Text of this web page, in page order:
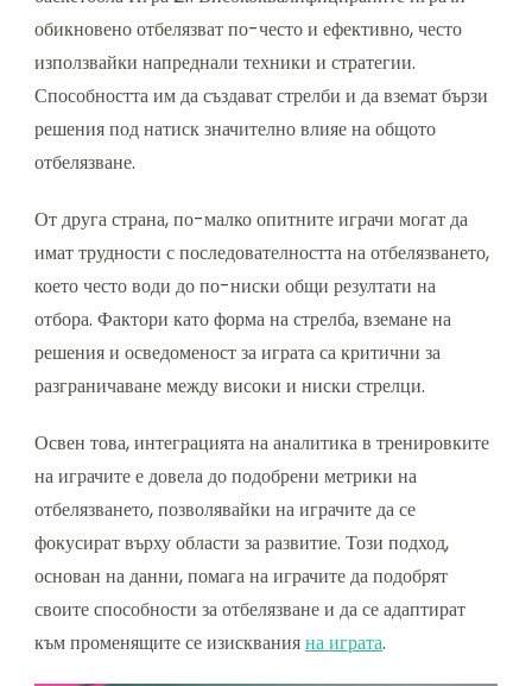
обикновено отбелязват по-често и ефективно, често
използвайки напреднали техники и стратегии.
Способността им да създават стрелби и да вземат бързи
решения под натиск значително влияе на общото
отбелязване.
От друга страна, по-малко опитните играчи могат да
имат трудности с последователността на отбелязването,
което често води до по-ниски общи резултати на
отбора. Фактори като форма на стрелба, вземане на
решения и осведоменост за играта са критични за
разграничаване между високи и ниски стрелци.
Освен това, интеграцията на аналитика в тренировките
на играчите е довела до подобрени метрики на
отбелязването, позволявайки на играчите да се
фокусират върху области за развитие. Този подход,
основан на данни, помага на играчите да подобрят
своите способности за отбелязване и да се адаптират
към променящите се изискванияна играта.